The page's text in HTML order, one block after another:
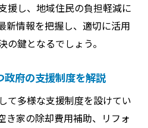
援し、地域住民の負担軽減に
新情報を把握し、適切に活用
鍵となるでしょう。
府の支援制度を解説
て多様な支援制度を設けてい
き家の除却費用補助、リフォ